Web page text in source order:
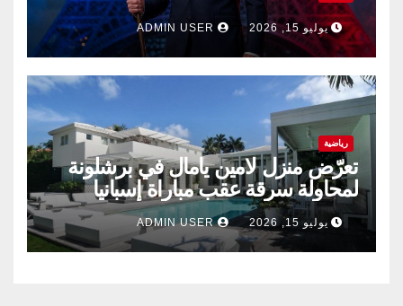
يوليو 15, 2026
رياضية
تعرّض منزل لامين يامال في برشلونة
لمحاولة سرقة عقب مباراة إسبانيا
وفرنسا .
يوليو 15, 2026 ADMIN USER